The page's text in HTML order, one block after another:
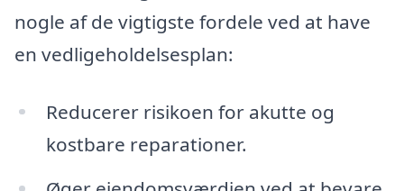
nogle af de vigtigste fordele ved at have
en vedligeholdelsesplan:
Reducerer risikoen for akutte og
kostbare reparationer.